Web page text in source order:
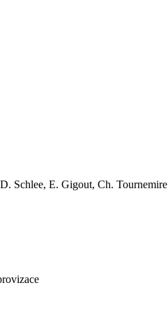
Schlee, E. Gigout, Ch. Tournemire